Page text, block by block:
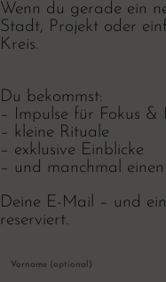
Wenn du gerade ein
Stadt, Projekt oder
Kreis.
Du bekommst:
– Impulse für Fokus &
– kleine Rituale
– exklusive Einblicke
– und manchmal
Deine E-Mail – und
reserviert.